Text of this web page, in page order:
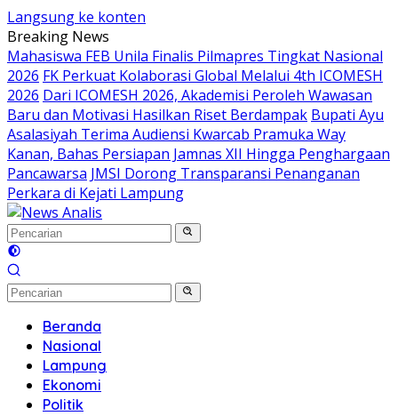
Langsung ke konten
Breaking News
Mahasiswa FEB Unila Finalis Pilmapres Tingkat Nasional
2026 FK Perkuat Kolaborasi Global Melalui 4th ICOMESH
2026 Dari ICOMESH 2026, Akademisi Peroleh Wawasan
Baru dan Motivasi Hasilkan Riset Berdampak Bupati Ayu
Asalasiyah Terima Audiensi Kwarcab Pramuka Way
Kanan, Bahas Persiapan Jamnas XII Hingga Penghargaan
Pancawarsa JMSI Dorong Transparansi Penanganan
Perkara di Kejati Lampung
Beranda
Nasional
Lampung
Ekonomi
Politik